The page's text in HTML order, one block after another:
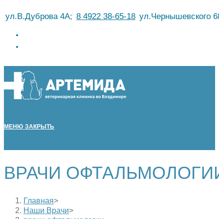
кул.В.Дуброва 4А; 8 4922 38-65-18 ул.Чернышевского
МЕНЮ ЗАКРЫТЬ
ВРАЧИ
Главная>
Наши Врачи>